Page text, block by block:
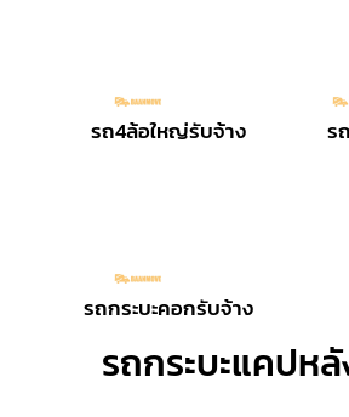
รถ4ล้อใหญ่รับจ้าง ร
รถกระบะคอกรับจ้าง
รถกระบะแคปห